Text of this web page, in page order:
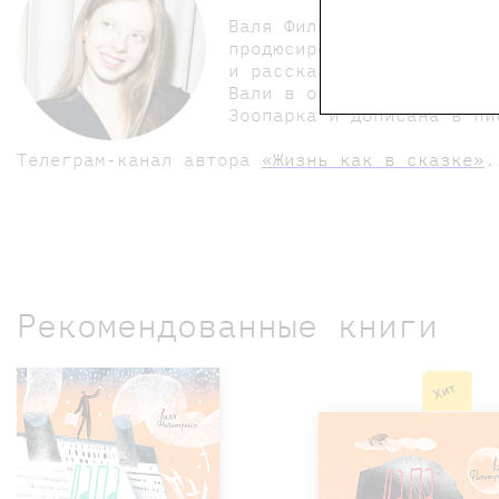
Валя Филиппенко живёт
продюсированием
и рассказы стала
Вали в онлайн-издании
Зоопарка и дописана в
Телеграм-канал автора «Жизнь как в сказке» .
Рекомендованные книги
Хит